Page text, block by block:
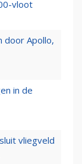
vloot
door Apollo,
in de
vliegveld